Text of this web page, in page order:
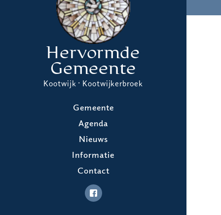
Hervormde
Gemeente
Kootwijk · Kootwijkerbroek
Gemeente
Agenda
Nieuws
Informatie
Contact